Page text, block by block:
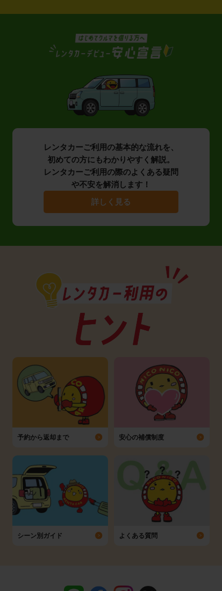
レンタカーご利用の基本的な流れを、
初めての方にもわかりやすく解説。
レンタカーご利用の際のよくある疑問
や不安を解消します！
詳しく見る
予約から返却まで 安心の補償制度
シーン別ガイド よくある質問